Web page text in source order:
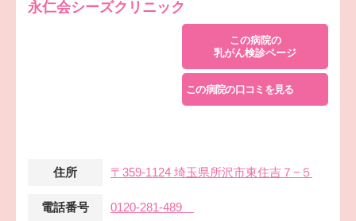
永仁会シーズクリニック
この病院の
乳がん検診ページ
この病院の口コミを見る
住所 〒359-1124 埼玉県所沢市東住吉７−５
電話番号 0120-281-489